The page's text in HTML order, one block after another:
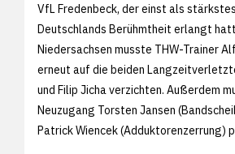
VfL Fredenbeck, der einst als
Deutschlands Berühmtheit erlangt
Niedersachsen musste THW-Trainer
erneut auf die beiden
und Filip Jicha verzichten. Außerdem
Neuzugang Torsten Jansen
Patrick Wiencek (Adduktorenzerrung)